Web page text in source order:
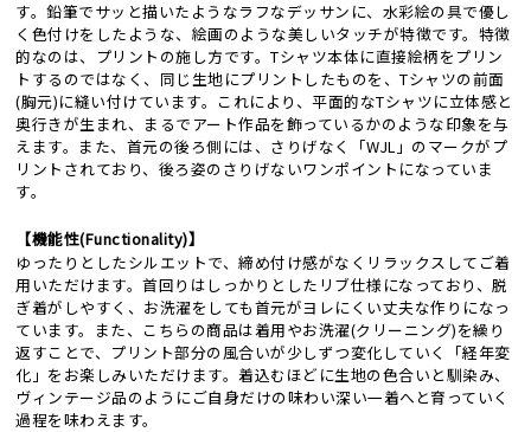
す。鉛筆でサッと描いたようなラフなデッサンに、水彩絵の具で優し
く色付けをしたような、絵画のような美しいタッチが特徴です。特徴
的なのは、プリントの施し方です。Tシャツ本体に直接絵柄をプリン
トするのではなく、同じ生地にプリントしたものを、Tシャツの前面
(胸元)に縫い付けています。これにより、平面的なTシャツに立体感と
奥行きが生まれ、まるでアート作品を飾っているかのような印象を与
えます。また、首元の後ろ側には、さりげなく「WJL」のマークがプ
リントされており、後ろ姿のさりげないワンポイントになっていま
す。
【機能性(Functionality)】
ゆったりとしたシルエットで、締め付け感がなくリラックスしてご着
用いただけます。首回りはしっかりとしたリブ仕様になっており、脱
ぎ着がしやすく、お洗濯をしても首元がヨレにくい丈夫な作りになっ
ています。また、こちらの商品は着用やお洗濯(クリーニング)を繰り
返すことで、プリント部分の風合いが少しずつ変化していく「経年変
化」をお楽しみいただけます。着込むほどに生地の色合いと馴染み、
ヴィンテージ品のようにご自身だけの味わい深い一着へと育っていく
過程を味わえます。